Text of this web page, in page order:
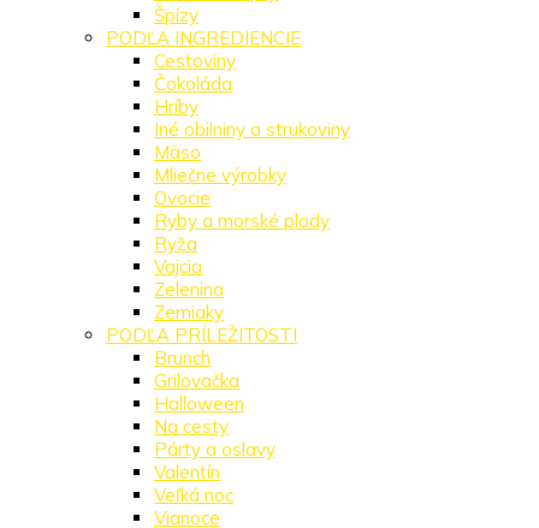
Špízy
PODĽA INGREDIENCIE
Cestoviny
Čokoláda
Hríby
Iné obilniny a strukoviny
Mäso
Mliečne výrobky
Ovocie
Ryby a morské plody
Ryža
Vajcia
Zelenina
Zemiaky
PODĽA PRÍLEŽITOSTI
Brunch
Grilovačka
Halloween
Na cesty
Párty a oslavy
Valentín
Veľká noc
Vianoce